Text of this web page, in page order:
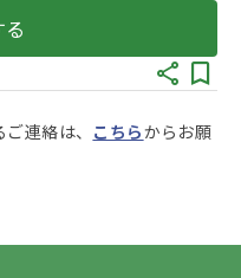
連絡は、 こちらからお願